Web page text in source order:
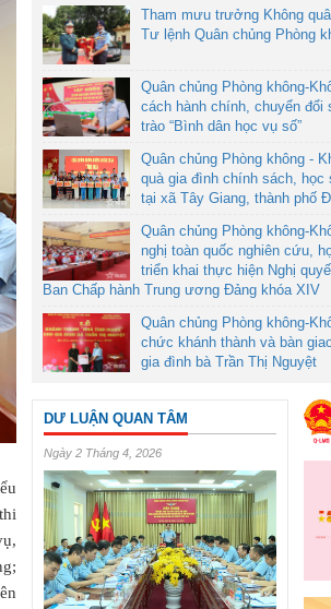
Tham mưu trưởng Không
Tư lệnh Quân chủng Phòng
Quân chủng Phòng không-
cách hành chính, chuyển đổi
trào “Bình dân học vụ số”
Quân chủng Phòng không -
quà gia đình chính sách,
tại xã Tây Giang, thành phố
Quân chủng Phòng không-
nghị toàn quốc nghiên cứu,
triển khai thực hiện Nghị
Ban Chấp hành Trung ương Đảng khóa XIV
Quân chủng Phòng không-
chức khánh thành và bàn
gia đình bà Trần Thị Nguyệt
DƯ LUẬN QUAN TÂM
Ngày 2 Tháng 4, 2026